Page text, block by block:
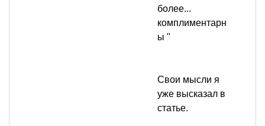
более...
комплиментарн
ы "
Свои мысли я
уже высказал в
статье.